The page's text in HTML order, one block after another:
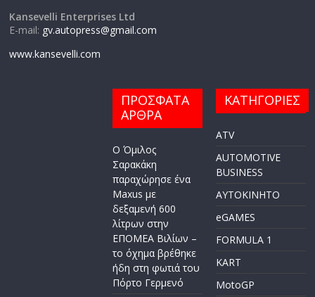
Kansevelli Enterprises Ltd
E-mail: gv.autopress@gmail.com
www.kansevelli.com
ΠΡΟΣΦΑΤΑ
ΑΡΘΡΑ
Ο Όμιλος
Σαρακάκη
παραχώρησε ένα
Maxus με
δεξαμενή 600
λίτρων στην
ΕΠΟΜΕΑ Βιλίων –
το όχημα βρέθηκε
ήδη στη φωτιά του
Πόρτο Γερμενό
ΚΑΤΗΓΟΡΙΕΣ
ATV
AUTOMOTIVE
BUSINESS
AYTOKINHTO
eGAMES
FORMULA 1
KART
MotoGP